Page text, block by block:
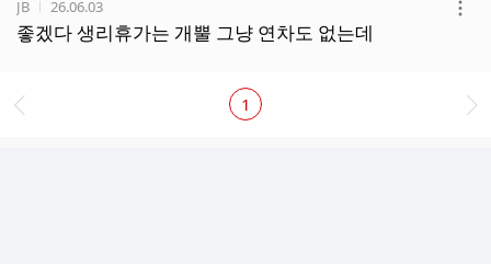
작성자
JB 작성시간
26.06.03
좋겠다 생리휴가는 개뿔 그냥 연차도 없는데
1